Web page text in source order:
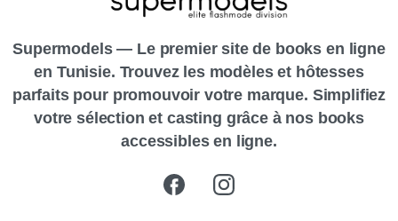
Supermodels — Le premier site de books en ligne
en Tunisie. Trouvez les modèles et hôtesses
parfaits pour promouvoir votre marque. Simplifiez
votre sélection et casting grâce à nos books
accessibles en ligne.